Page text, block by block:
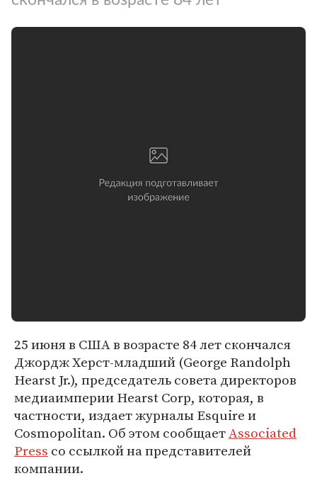
25 июня в США в возрасте 84 лет скончался
Джордж Херст-младший (George Randolph
Hearst Jr.), председатель совета директоров
медиаимперии Hearst Corp, которая, в
частности, издает журналы Esquire и
Cosmopolitan. Об этом сообщаетAssociated
Press со ссылкой на представителей
компании.